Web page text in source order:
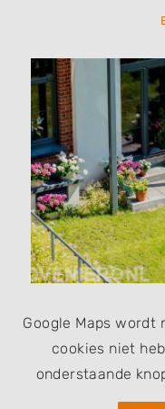
Google Maps wordt
cookies niet
onderstaande